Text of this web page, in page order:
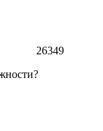
26349